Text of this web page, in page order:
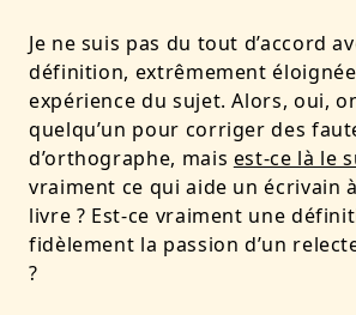
Je ne suis pas du tout d’accord
définition, extrêmement
expérience du sujet. Alors, oui,
quelqu’un pour corriger des
d’orthographe, mais est-ce là le
vraiment ce qui aide un écrivain
livre ? Est-ce vraiment une
fidèlement la passion d’un
?